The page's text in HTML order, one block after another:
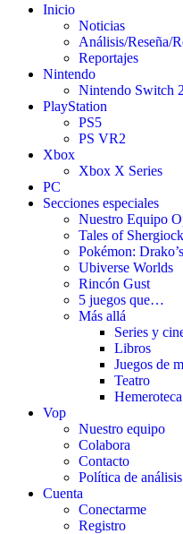
Inicio
Noticias
Análisis/Reseña/
Reportajes
Nintendo
Nintendo Switch 2
PlayStation
PS5
PS VR2
Xbox
Xbox X Series
PC
Secciones especiales
Nuestro Equipo
Tales of Shergiock
Pokémon:
Ubiverse Worlds
Rincón Gust
5 juegos que…
Más allá
Series y
Libros
Juegos de
Teatro
Hemeroteca
Vop
Nuestro equipo
Colabora
Contacto
Política de
Cuenta
Conectarme
Registro